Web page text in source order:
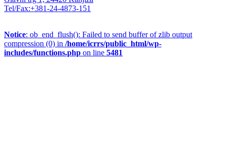
Tel/Fax:+381-24-4873-151
Notice: ob_end_flush(): Failed to send buffer of zlib output
compression (0) in /home/icrrs/public_html/wp-
includes/functions.php on line 5481